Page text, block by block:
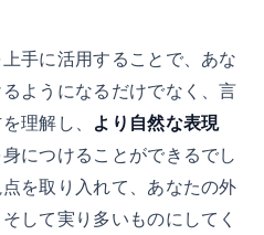
手に活用することで、あな
ようになるだけでなく、言
理解し、 より自然な表現
身につけることができるでし
を取り入れて、あなたの外
して実り多いものにしてく